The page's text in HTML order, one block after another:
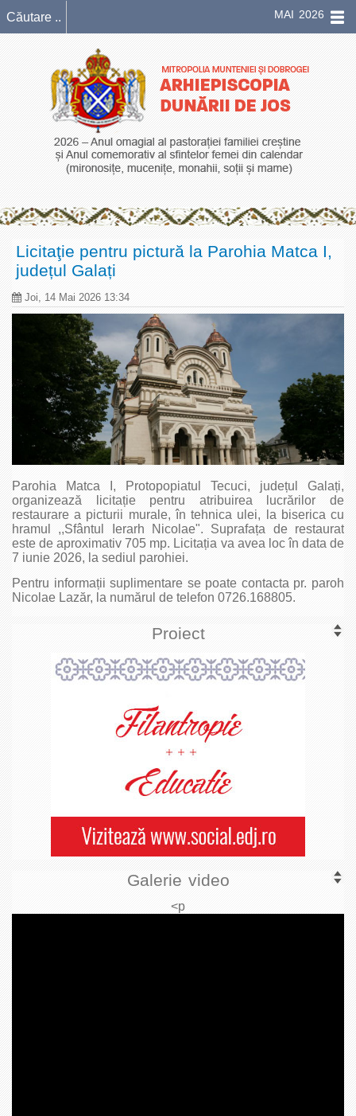
MAI 2026
Licitaţie pentru pictură la Parohia Matca I,
județul Galați
Joi, 14 Mai 2026 13:34
Parohia Matca I, Protopopiatul Tecuci, județul Galați,
organizează licitație pentru atribuirea lucrărilor de
restaurare a picturii murale, în tehnica ulei, la biserica cu
hramul ,,Sfântul Ierarh Nicolae". Suprafața de restaurat
este de aproximativ 705 mp. Licitația va avea loc în data de
7 iunie 2026, la sediul parohiei.
Pentru informații suplimentare se poate contacta pr. paroh
Nicolae Lazăr, la numărul de telefon 0726.168805.
Proiect
Galerie video
<p